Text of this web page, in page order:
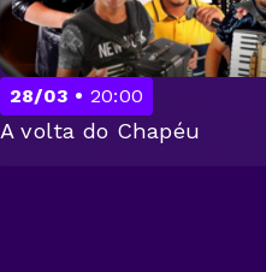
28/03 20:00
A volta do Chapéu